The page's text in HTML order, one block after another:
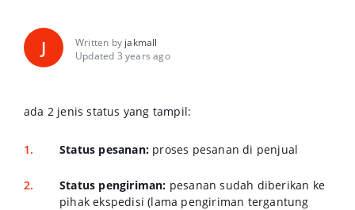
J Written by jakmall
Updated 3 years ago
ada 2 jenis status yang tampil:
Status pesanan: proses pesanan di penjual
Status pengiriman: pesanan sudah diberikan ke
pihak ekspedisi (lama pengiriman tergantung